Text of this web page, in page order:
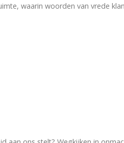
waarin woorden van vrede